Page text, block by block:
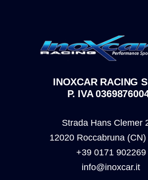
INOXCAR RACING
P. IVA
Strada Hans Clemer
12020 Roccabruna
+39 0171 902269
info@inoxcar.it